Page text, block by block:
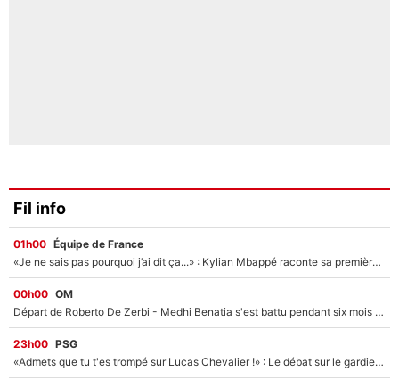
Fil info
01h00 Équipe de France
«Je ne sais pas pourquoi j’ai dit ça...» : Kylian Mbappé raconte sa première rencontre avec Zinédine Zidane (et c’est très drôle)
00h00 OM
Départ de Roberto De Zerbi - Medhi Benatia s'est battu pendant six mois pour le retenir à l'OM, le PSG a été le naufrage de trop : «Je pars avec toi»
23h00 PSG
«Admets que tu t'es trompé sur Lucas Chevalier !» : Le débat sur le gardien du PSG vire au clash à l'After Foot